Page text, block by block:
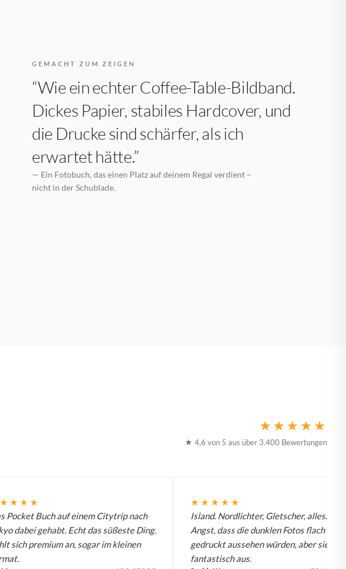
GEMACHT ZUM ZEIGEN
“Wie ein echter Coffee-Table-Bildband.
Dickes Papier, stabiles Hardcover, und
die Drucke sind schärfer, als ich
erwartet hätte.”
— Ein Fotobuch, das einen Platz auf deinem Regal verdient –
nicht in der Schublade.
★★★★★
★ 4,6 von 5 aus über 3.400 Bewertungen
Pocket Buch auf einem Citytrip nach
dabei gehabt. Echt das süßeste Ding.
sich premium an, sogar im kleinen
★★★★★
Island. Nordlichter, Gletscher, alles.
Angst, dass die dunklen Fotos flach
gedruckt aussehen würden, aber sie
fantastisch aus.